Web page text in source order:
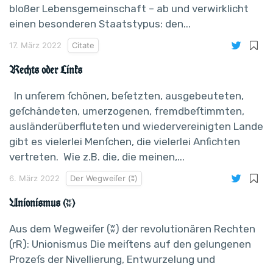
bloßer Lebensgemeinschaft – ab und verwirklicht
einen besonderen Staatstypus: den...
17. März 2022 Citate
Rechts oder Links
In unſerem ſchönen, beſetzten, ausgebeuteten,
geſchändeten, umerzogenen, fremdbeſtimmten,
ausländerüberfluteten und wiedervereinigten Lande
gibt es vielerlei Menſchen, die vielerlei Anſichten
vertreten. Wie z.B. die, die meinen,...
6. März 2022 Der Wegweiſer (ʬ)
Unionismus (ʬ)
Aus dem Wegweiſer (ʬ) der revolutionären Rechten
(rR): Unionismus Die meiſtens auf den gelungenen
Prozeſs der Nivellierung, Entwurzelung und